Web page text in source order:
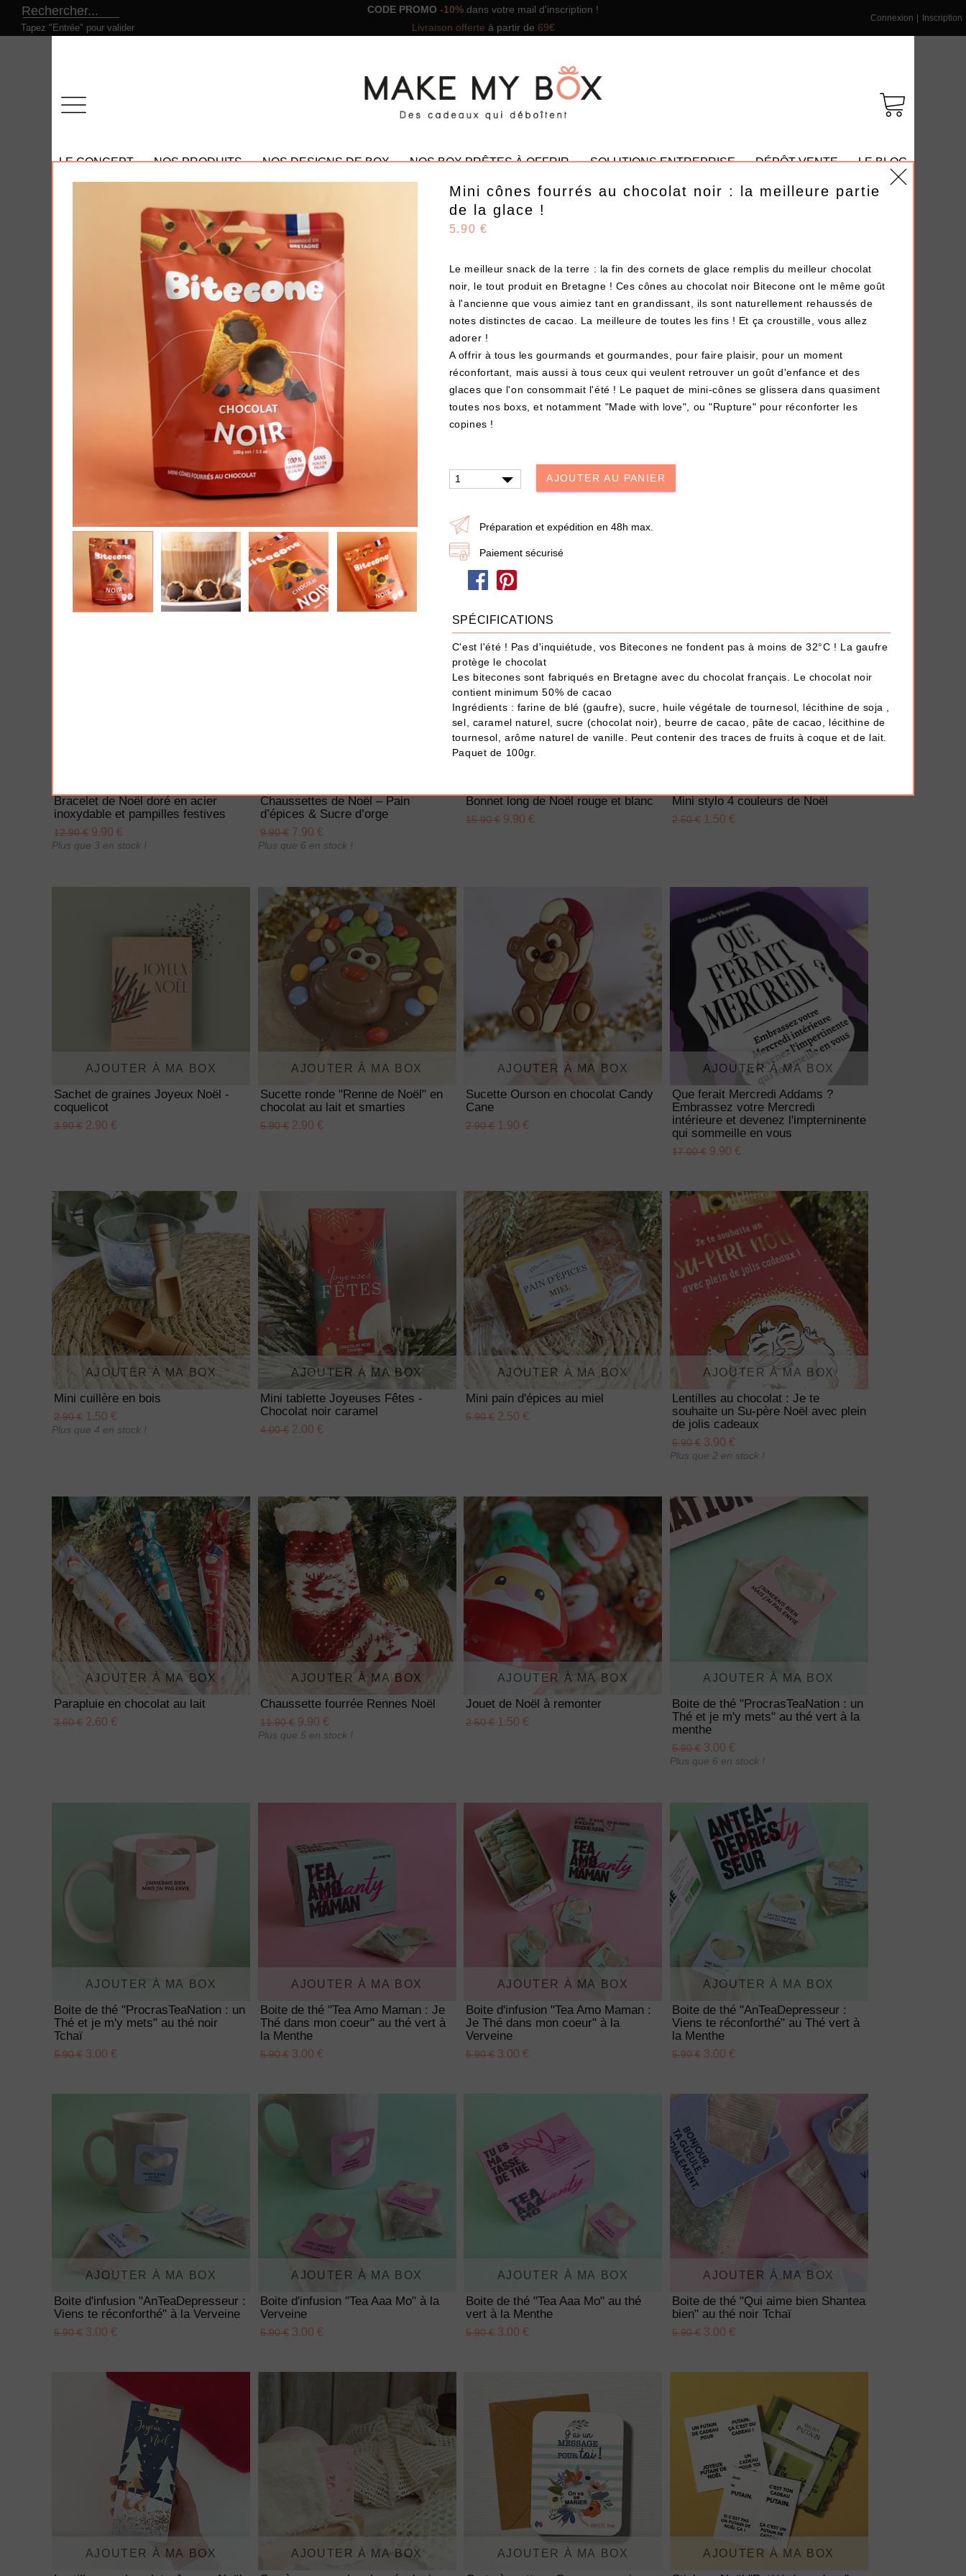
Tapez "Entrée" pour valider
CODE PROMO -10% dans votre mail d'inscription !
Livraison offerte à partir de 69€
Connexion Inscription
LE CONCEPT NOS PRODUITS NOS DESIGNS DE BOX NOS BOX PRÊTES À OFFRIR SOLUTIONS ENTREPRISE DÉPÔT-VENTE LE BLOG
- Nos promotions
Mini cônes fourrés au chocolat noir : la meilleure partie
de la glace !
5.90 €
Le meilleur snack de la terre : la fin des cornets de glace remplis du meilleur chocolat
noir, le tout produit en Bretagne ! Ces cônes au chocolat noir Bitecone ont le même goût
à l'ancienne que vous aimiez tant en grandissant, ils sont naturellement rehaussés de
notes distinctes de cacao. La meilleure de toutes les fins ! Et ça croustille, vous allez
adorer !
A offrir à tous les gourmands et gourmandes, pour faire plaisir, pour un moment
réconfortant, mais aussi à tous ceux qui veulent retrouver un goût d'enfance et des
glaces que l'on consommait l'été ! Le paquet de mini-cônes se glissera dans quasiment
toutes nos boxs, et notamment "Made with love", ou "Rupture" pour réconforter les
copines !
AJOUTER AU PANIER
Préparation et expédition en 48h max.
Paiement sécurisé
SPÉCIFICATIONS
C'est l'été ! Pas d'inquiétude, vos Bitecones ne fondent pas à moins de 32°C ! La gaufre
protège le chocolat
Les bitecones sont fabriqués en Bretagne avec du chocolat français. Le chocolat noir
contient minimum 50% de cacao
Ingrédients : farine de blé (gaufre), sucre, huile végétale de tournesol, lécithine de soja ,
sel, caramel naturel, sucre (chocolat noir), beurre de cacao, pâte de cacao, lécithine de
tournesol, arôme naturel de vanille. Peut contenir des traces de fruits à coque et de lait.
Paquet de 100gr.
NOS PROMOTIONS
AJOUTER À MA BOX
Tablette de chocolat noit spéculoos
7.90 €5.90 €
Plus que 3 en stock !
AJOUTER À MA BOX
Harry Potter – Les Mystères de
Poudlard : Livre & Puzzle 500
19.90 € 11.90 €
Plus que 7 en stock !
AJOUTER À MA BOX
Mon kit Secret Santa : le bonne et
décoiffe !
Plus que 7 en stock !
Chaussettes fourrée Merry
Bracelet de Noël doré en acier
inoxydable et pampilles festives
12.90 € 9.90 €
Plus que 3 en stock !
Chaussettes de Noël – Pain
d’épices & Sucre d’orge
9.90 €7.90 €
Plus que 6 en stock !
Bonnet long de Noël rouge et blanc
15.90 € 9.90 €
Mini stylo 4 couleurs de Noël
2.50 €1.50 €
AJOUTER À MA BOX
Sachet de graines Joyeux Noël -
coquelicot
3.90 € 2.90 €
AJOUTER À MA BOX
Sucette ronde "Renne de Noël" en
chocolat au lait et smarties
5.90 €2.90 €
AJOUTER À MA BOX
Sucette Ourson en chocolat Candy
Cane
2.90 € 1.90 €
AJOUTER À MA BOX
Que ferait Mercredi Addams ?
Embrassez votre Mercredi
intérieure et devenez l'impterninente
qui sommeille en vous
17.00 €9.90 €
AJOUTER À MA BOX
Mini cuillère en bois
2.90 € 1.50 €
Plus que 4 en stock !
AJOUTER À MA BOX
Mini tablette Joyeuses Fêtes -
Chocolat noir caramel
4.00 €2.00 €
AJOUTER À MA BOX
Mini pain d'épices au miel
5.90 € 2.50 €
AJOUTER À MA BOX
Lentilles au chocolat : Je te
souhaite un Su-père Noël avec plein
de jolis cadeaux
6.90 €3.90 €
Plus que 2 en stock !
AJOUTER À MA BOX
Parapluie en chocolat au lait
3.60 € 2.60 €
AJOUTER À MA BOX
Chaussette fourrée Rennes Noël
11.90 €9.90 €
Plus que 5 en stock !
AJOUTER À MA BOX
Jouet de Noël à remonter
2.50 € 1.50 €
AJOUTER À MA BOX
Boite de thé "ProcrasTeaNation : un
Thé et je m'y mets" au thé vert à la
menthe
5.90 €3.00 €
Plus que 6 en stock !
AJOUTER À MA BOX
Boite de thé "ProcrasTeaNation : un
Thé et je m'y mets" au thé noir
Tchaï
5.90 € 3.00 €
AJOUTER À MA BOX
Boite de thé "Tea Amo Maman : Je
Thé dans mon coeur" au thé vert à
la Menthe
5.90 €3.00 €
AJOUTER À MA BOX
Boite d'infusion "Tea Amo Maman :
Je Thé dans mon coeur" à la
Verveine
5.90 € 3.00 €
AJOUTER À MA BOX
Boite de thé "AnTeaDepresseur :
Viens te réconforthé" au Thé vert à
la Menthe
5.90 €3.00 €
AJOUTER À MA BOX
Boite d'infusion "AnTeaDepresseur :
Viens te réconforthé" à la Verveine
5.90 € 3.00 €
AJOUTER À MA BOX
Boite d'infusion "Tea Aaa Mo" à la
Verveine
5.90 €3.00 €
AJOUTER À MA BOX
Boite de thé "Tea Aaa Mo" au thé
vert à la Menthe
5.90 € 3.00 €
AJOUTER À MA BOX
Boite de thé "Qui aime bien Shantea
bien" au thé noir Tchaï
5.90 €3.00 €
AJOUTER À MA BOX AJOUTER À MA BOX AJOUTER À MA BOX AJOUTER À MA BOX